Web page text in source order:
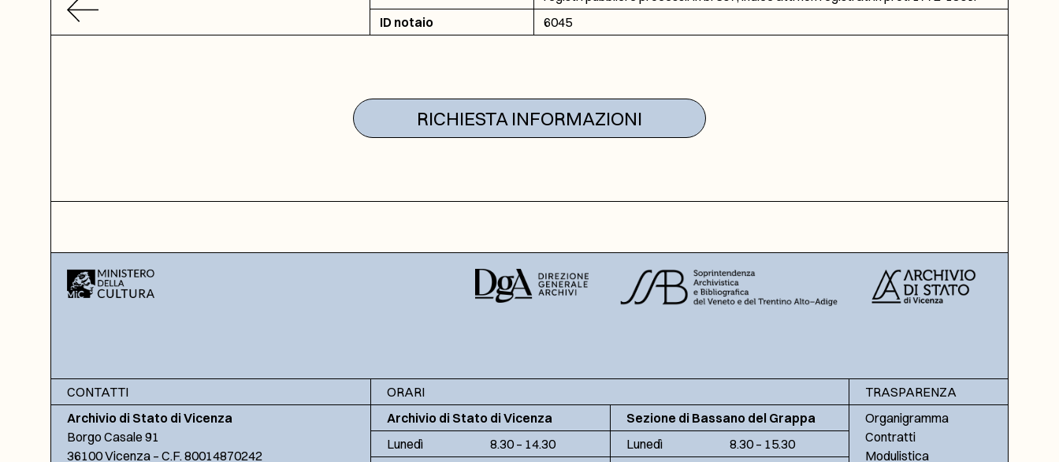
ID notaio
6045
RICHIESTA INFORMAZIONI
CONTATTI
Archivio di Stato di Vicenza
Borgo Casale 91
36100 Vicenza – C.F. 80014870242
ORARI
Archivio di Stato di Vicenza
Lunedì
8.30 – 14.30
Sezione di Bassano del Grappa
Lunedì
8.30 – 15.30
TRASPARENZA
Organigramma
Contratti
Modulistica